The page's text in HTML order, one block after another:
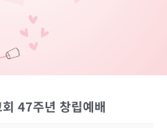
47주년 창립예배